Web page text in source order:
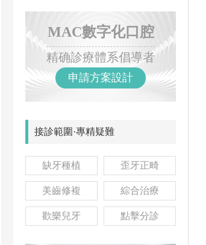
MAC數字化口腔
精确診療體系倡導者
申請方案設計
接診範圍·專精疑難
缺牙種植 歪牙正畸
美齒修複 綜合治療
歡樂兒牙 點擊分診